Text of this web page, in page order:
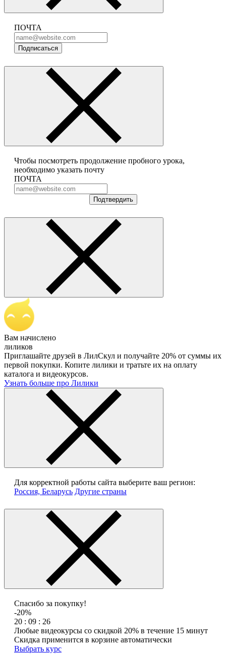
ПОЧТА
Подписаться
Чтобы посмотреть продолжение пробного урока,
необходимо указать почту
ПОЧТА
Подтвердить
Вам начислено
лиликов
Приглашайте друзей в ЛилСкул и получайте 20% от суммы их
первой покупки. Копите лилики и тратьте их на оплату
каталога и видеокурсов.
Узнать больше про Лилики
Для корректной работы сайта выберите ваш регион:
Россия, Беларусь Другие страны
Спасибо за покупку!
-20%
20 : 09 : 26
Любые видеокурсы со скидкой 20% в течение 15 минут
Скидка применится в корзине автоматически
Выбрать курс